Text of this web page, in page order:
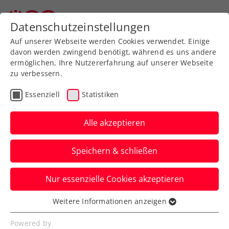
Aktuelle News
News filtern
Datenschutzeinstellungen
Auf unserer Webseite werden Cookies verwendet. Einige
davon werden zwingend benötigt, während es uns andere
ermöglichen, Ihre Nutzererfahrung auf unserer Webseite
zu verbessern.
Essenziell Statistiken
Alle akzeptieren
Speichern & schließen
Nur essenzielle Cookies akzeptieren
Essenziell
Essenzielle Cookies werden für grundlegende
Weitere Informationen anzeigen
Powered by